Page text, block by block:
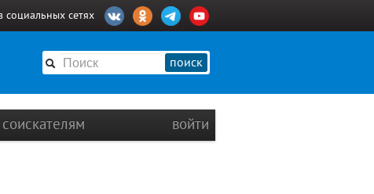
социальных сетях
поиск
соискателям войти